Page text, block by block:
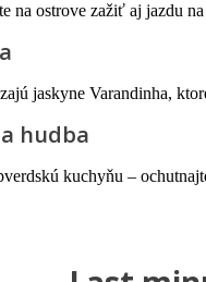
na ostrove zažiť aj jazdu
jaskyne Varandinha,
hudba
kuchyňu –